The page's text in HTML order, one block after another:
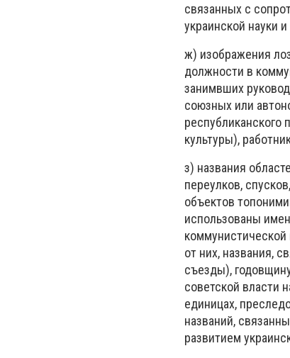
связанных с
украинской науки
ж) изображения
должности в
занимвших
союзных или
республиканского
культуры),
з) названия
переулков,
объектов
использованы
от них, названия,
съезды),
советской власти
единицах,
названий,
развитием